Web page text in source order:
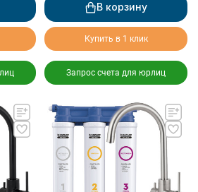
В корзину
Купить в 1 клик
Запрос счета для юрлиц